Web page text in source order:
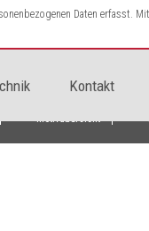
Daten erfasst.
Kontakt
Motivübersicht